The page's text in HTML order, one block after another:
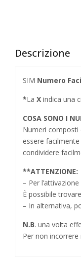
Descrizione
SIM Numero
*La X indica una
COSA SONO I
Numeri composti
essere
condividere
**ATTENZIONE:
– Per
È possibile
– In alternativa,
N.B. una volta
Per non incorrere